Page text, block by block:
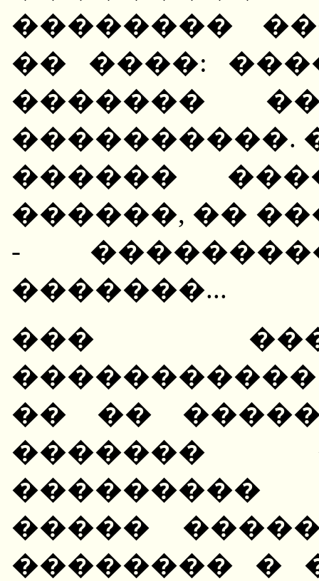
��������
�� ����:
�������
����������.
������
������, ��
-
�������...
���
�� ��
�������
�����
�������� �